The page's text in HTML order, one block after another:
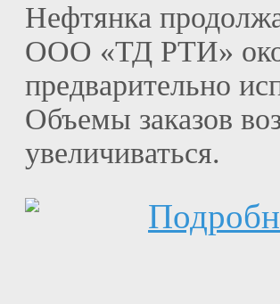
Нефтянка
ООО «ТД РТИ»
предварительно
Объемы заказов
увеличиваться.